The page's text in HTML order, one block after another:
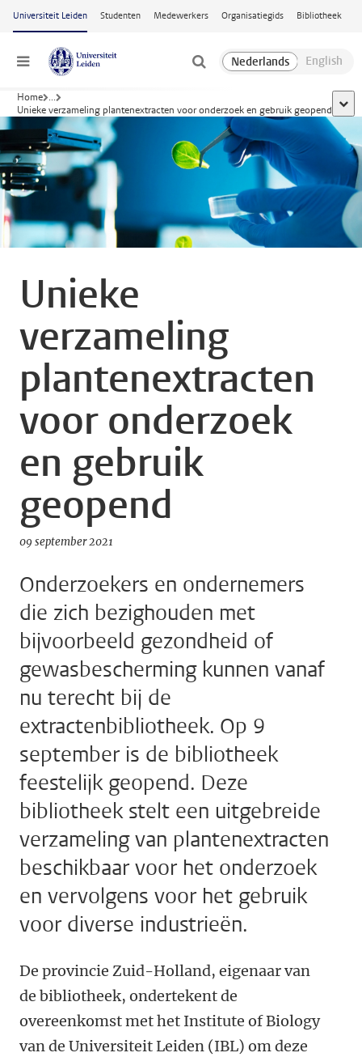
Ga naar hoofdinhoud
Universiteit Leiden Studenten Medewerkers Organisatiegids Bibliotheek
Menu
Home ...
Unieke verzameling plantenextracten voor onderzoek en gebruik geopend
toon
Unieke
verzameling
plantenextracten
voor onderzoek
en gebruik
geopend
09 september 2021
Onderzoekers en ondernemers
die zich bezighouden met
bijvoorbeeld gezondheid of
gewasbescherming kunnen vanaf
nu terecht bij de
extractenbibliotheek. Op 9
september is de bibliotheek
feestelijk geopend. Deze
bibliotheek stelt een uitgebreide
verzameling van plantenextracten
beschikbaar voor het onderzoek
en vervolgens voor het gebruik
voor diverse industrieën.
De provincie Zuid-Holland, eigenaar van
de bibliotheek, ondertekent de
overeenkomst met het Institute of Biology
van de Universiteit Leiden (IBL) om deze